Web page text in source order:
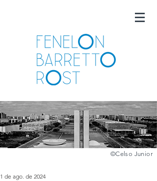
©️Celso Junior
1 de ago. de 2024